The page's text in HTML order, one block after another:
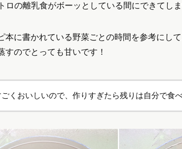
ロの離乳食がボーッとしている間にできてしま
本に書かれている野菜ごとの時間を参考にし
すのでとっても甘いです！
ごくおいしいので、作りすぎたら残りは自分で食